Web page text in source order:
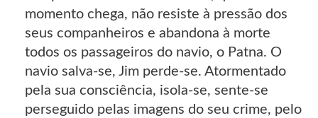
momento chega, não resiste à pressão dos
seus companheiros e abandona à morte
todos os passageiros do navio, o Patna. O
navio salva-se, Jim perde-se. Atormentado
pela sua consciência, isola-se, sente-se
perseguido pelas imagens do seu crime, pelo